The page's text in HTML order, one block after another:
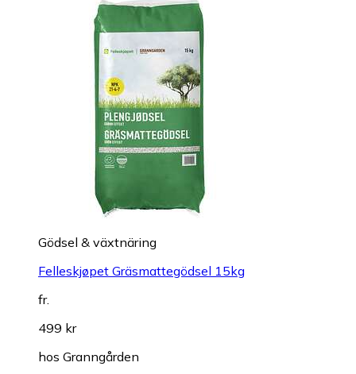
Gödsel & växtnäring
Felleskjøpet Gräsmattegödsel 15kg
fr.
499 kr
hos Granngården